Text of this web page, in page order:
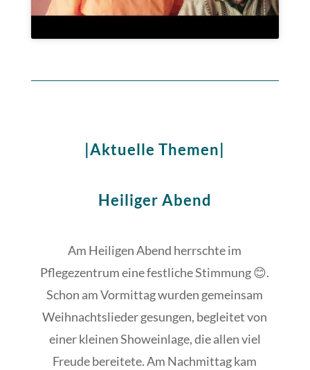
|Aktuelle Themen|
Heiliger Abend
Am Heiligen Abend herrschte im
Pflegezentrum eine festliche Stimmung 😊.
Schon am Vormittag wurden gemeinsam
Weihnachtslieder gesungen, begleitet von
einer kleinen Showeinlage, die allen viel
Freude bereitete. Am Nachmittag kam